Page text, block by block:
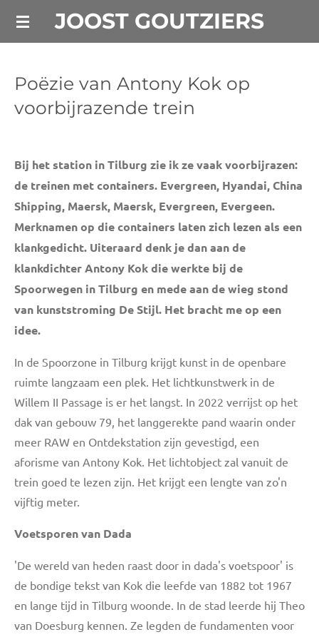
Ga
de
JOOST GOUTZIERS
Poëzie van Antony Kok op
voorbijrazende trein
Bij het station in Tilburg zie ik ze vaak voorbijrazen:
de treinen met containers. Evergreen, Hyandai, China
Shipping, Maersk, Maersk, Evergreen, Evergeen.
Merknamen op die containers laten zich lezen als een
klankgedicht. Uiteraard denk je dan aan de
klankdichter Antony Kok die werkte bij de
Spoorwegen in Tilburg en mede aan de wieg stond
van kunststroming De Stijl. Het bracht me op een
idee.
In de Spoorzone in Tilburg krijgt kunst in de openbare
ruimte langzaam een plek. Het lichtkunstwerk in de
Willem II Passage is er het langst. In 2022 verrijst op het
dak van gebouw 79, het langgerekte pand waarin onder
meer RAW en Ontdekstation zijn gevestigd, een
aforisme van Antony Kok. Het lichtobject zal vanuit de
trein goed te lezen zijn. Het krijgt een lengte van zo'n
vijftig meter.
Voetsporen van Dada
'De wereld van heden raast door in dada's voetspoor' is
de bondige tekst van Kok die leefde van 1882 tot 1967
en lange tijd in Tilburg woonde. In de stad leerde hij Theo
van Doesburg kennen. Ze legden de fundamenten voor